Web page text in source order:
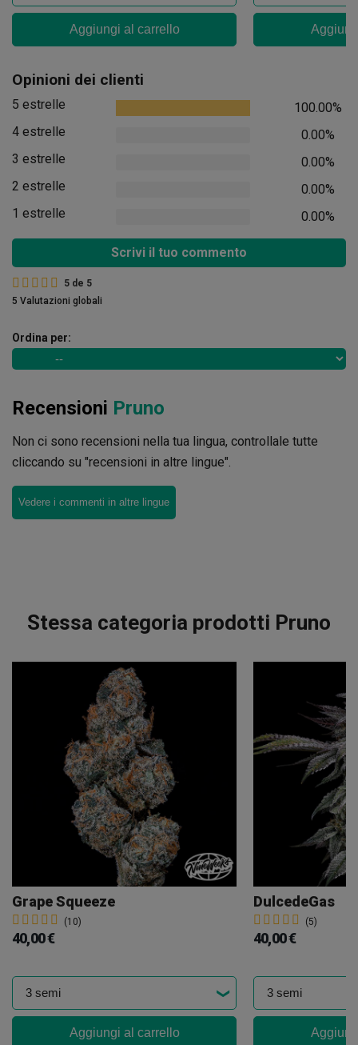
Aggiungi al carrello
Opinioni dei clienti
5 estrelle
100.00%
4 estrelle
0.00%
3 estrelle
0.00%
2 estrelle
0.00%
1 estrelle
0.00%
Scrivi il tuo commento
5 de 5
5 Valutazioni globali
Ordina per:
Recensioni Pruno
Non ci sono recensioni nella tua lingua, controllale tutte
cliccando su "recensioni in altre lingue".
Vedere i commenti in altre lingue
Stessa categoria prodotti Pruno
Grape Squeeze
(10)
40,00 €
Aggiungi al carrello
DulcedeGas
(5)
40,00 €